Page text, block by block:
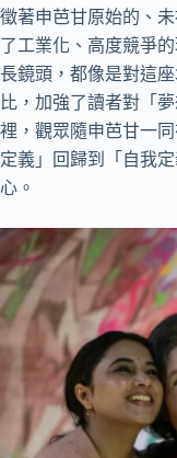
徵著申芭甘原始的、
了工業化、高度競爭
長鏡頭，都像是對這
比，加強了讀者對「
裡，觀眾隨申芭甘一
定義」回歸到「自我
心。